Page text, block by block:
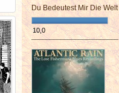
Du Bedeutest Mir Die Welt
10,0
¯¯¯¯¯¯¯¯¯¯¯¯¯¯¯¯¯¯¯¯¯¯¯¯